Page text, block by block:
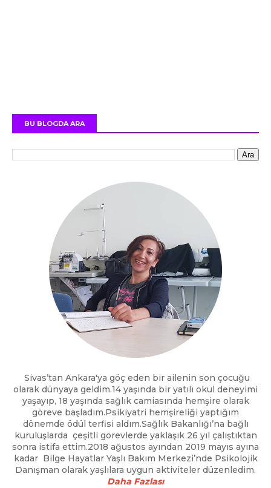
BU BLOGDA ARA
Sivas’tan Ankara'ya göç eden bir ailenin son çocuğu
olarak dünyaya geldim.14 yaşında bir yatılı okul deneyimi
yaşayıp, 18 yaşında sağlık camiasında hemşire olarak
göreve başladım.Psikiyatri hemşireliği yaptığım
dönemde ödül terfisi aldım.Sağlık Bakanlığı’na bağlı
kuruluşlarda çeşitli görevlerde yaklaşık 26 yıl çalıştıktan
sonra istifa ettim.2018 ağustos ayından 2019 mayıs ayına
kadar Bilge Hayatlar Yaşlı Bakım Merkezi’nde Psikolojik
Danışman olarak yaşlılara uygun aktiviteler düzenledim.
Daha Fazlası